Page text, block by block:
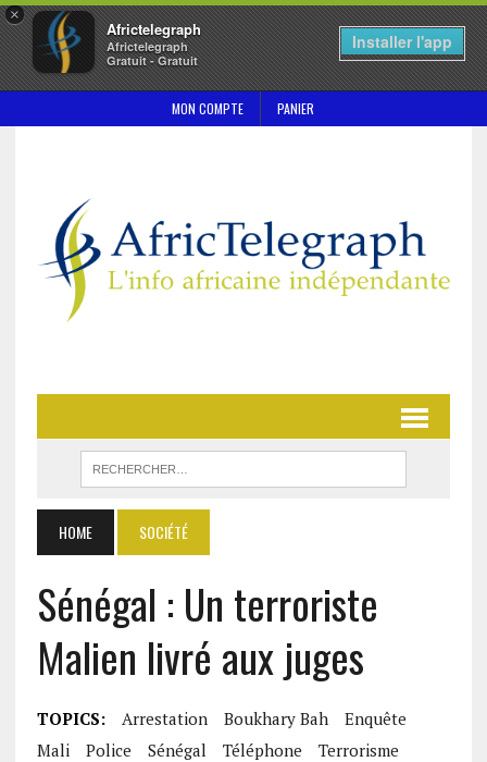
×
Africtelegraph
Africtelegraph
Gratuit - Gratuit
Installer l'app
MON COMPTE PANIER
HOME SOCIÉTÉ
Sénégal : Un terroriste
Malien livré aux juges
TOPICS: Arrestation Boukhary Bah
Enquête
Mali
Police Sénégal Téléphone
Terrorisme